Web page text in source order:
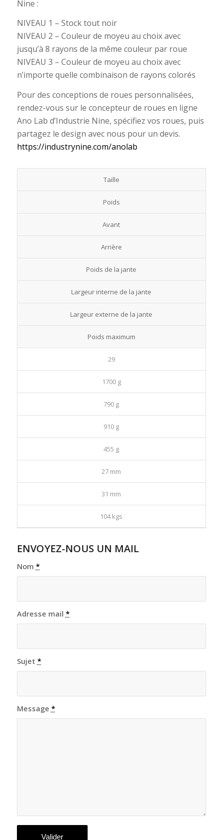
Nine :
NIVEAU 1 – Stock tout noir
NIVEAU 2 – Couleur de moyeu au choix avec
jusqu’à 8 rayons de la même couleur par roue
NIVEAU 3 – Couleur de moyeu au choix avec
n’importe quelle combinaison de rayons colorés
Pour des conceptions de roues personnalisées,
rendez-vous sur le concepteur de roues en ligne
Ano Lab d’Industrie Nine, spécifiez vos roues, puis
partagez le design avec nous pour un devis.
https://industrynine.com/anolab
Taille
Poids
Avant
Arrière
Poids de la jante
Largeur interne de la jante
Largeur externe de la jante
Poids maximum
29
1700 g
790 g
910 g
455 g
27 mm
31 mm
104 kgs
ENVOYEZ-NOUS UN MAIL
Nom *
Adresse mail *
Sujet *
Message *